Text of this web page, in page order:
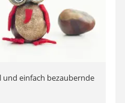
und einfach bezaubernde